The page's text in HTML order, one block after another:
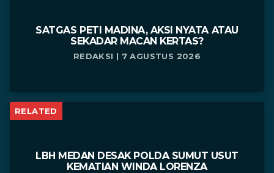
SATGAS PETI MADINA, AKSI NYATA ATAU
SEKADAR MACAN KERTAS?
REDAKSI | 7 AGUSTUS 2026
RELATED
LBH MEDAN DESAK POLDA SUMUT USUT
KEMATIAN WINDA LORENZA